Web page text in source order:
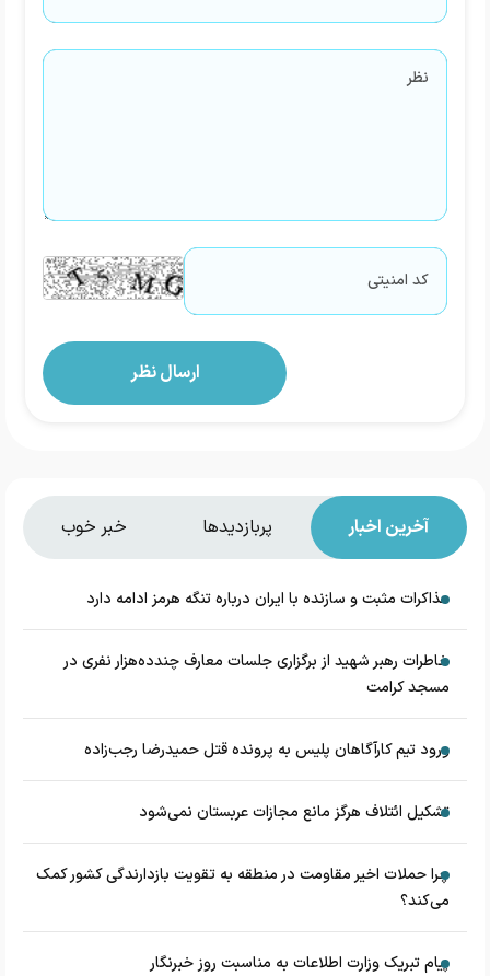
آخرین اخبار پربازدیدها خبر خوب
مذاکرات مثبت و سازنده با ایران درباره تنگه هرمز ادامه دارد
خاطرات رهبر شهید از برگزاری جلسات معارف چندده‌هزار نفری در
مسجد کرامت
ورود تیم کارآگاهان پلیس به پرونده قتل حمیدرضا رجب‌زاده
تشکیل ائتلاف هرگز مانع مجازات عربستان نمی‌شود
چرا حملات اخیر مقاومت در منطقه به تقویت بازدارندگی کشور کمک
می‌کند؟
پیام تبریک وزارت اطلاعات به مناسبت روز خبرنگار